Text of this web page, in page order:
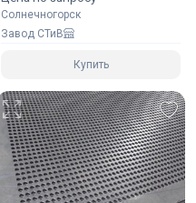
Солнечногорск
Завод СТиВ
Купить